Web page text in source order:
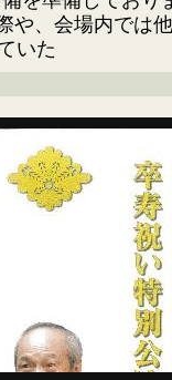
や、会場内では
いた